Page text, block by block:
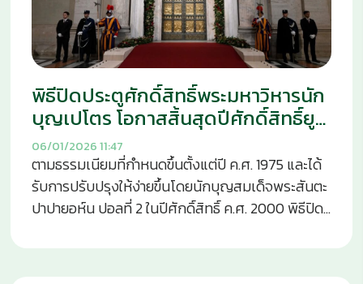
ศักดิ์สิทธิ์กับการแสวงหาทางจิตวิญญาณของชายและ
หญิงในยุคปัจจุบัน โดยทรงกล่าวว่า “โหราจารย์ยังคง
มีอยู่ทุกวันนี้” พวกเขาคือผู้ที่รู้สึกถึงความจำเป็นที่จะ
ต้องออกเดินทางและค้นหาความจริง แม้โลกจะเต็มไป
ด้วยความเสี่ยงและความไม่แน่นอน พระวรสารจึง
เรียกร้องให้พระศาสนจักรอย่ากลัวต่อการเคลื่อนไหว
ของมนุษยชาติ
หลายปีและต้องอาศัยเงินทุนจำนวนมากอย่างต่อเนื่อง
การรณรงค์เพื่อรับบริจาคเข้ากองทุนจึงมีลักษณะ
เป็นการดำเนินงานต่อเนื่องโดยไม่มีกำหนดสิ้นสุด
เพื่อให้เยาวชนได้รับการสนับสนุนอย่างยั่งยืน ช่อง
ทางการบริจาค การจัดตั้งกองทุนนี้เป็นการแสดงออก
ถึงความรักและความหวังที่คริสตชนร่วมกันแบ่งปัน
แก่เยาวชนผู้ด้อยโอกาส เพื่อให้พวกเขาได้ก้าวเดินไปสู่
อนาคตที่มั่นคงและมีศักดิ์ศรี พร้อมกันนี้ยังเป็นการ
ก้าวเดินไปด้วยกันในจิตตารมณ์แห่งปีศักดิ์สิทธิ์ 2025
แหล่งที่มา :
พิธีปิดประตูศักดิ์สิทธิ์พระมหาวิหารนัก
บุญเปโตร โอกาสสิ้นสุดปีศักดิ์สิทธิ์ยูบี
ลี 2025
06/01/202611:47
ตามธรรมเนียมที่กำหนดขึ้นตั้งแต่ปี ค.ศ. 1975 และได้
รับการปรับปรุงให้ง่ายขึ้นโดยนักบุญสมเด็จพระสันตะ
ปาปายอห์น ปอลที่ 2 ในปีศักดิ์สิทธิ์ ค.ศ. 2000 พิธีปิด